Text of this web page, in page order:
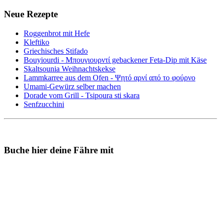
Neue Rezepte
Roggenbrot mit Hefe
Kleftiko
Griechisches Stifado
Bouyiourdi - Μπουγιουρντί gebackener Feta-Dip mit Käse
Skaltsounia Weihnachtskekse
Lammkarree aus dem Ofen - Ψητό αρνί από το φούρνο
Umami-Gewürz selber machen
Dorade vom Grill - Tsipoura sti skara
Senfzucchini
Buche hier deine Fähre mit